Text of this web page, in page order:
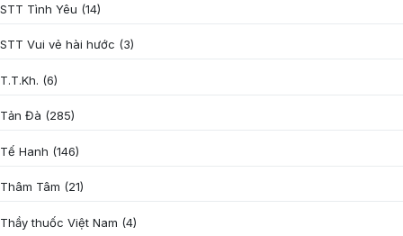
STT Tình Yêu (14)
STT Vui vẻ hài hước (3)
T.T.Kh. (6)
Tản Đà (285)
Tế Hanh (146)
Thâm Tâm (21)
Thầy thuốc Việt Nam (4)